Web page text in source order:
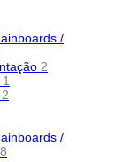
/
2
1
2
/